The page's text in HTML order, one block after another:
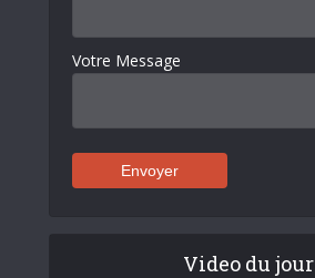
Votre Message
Video du jour